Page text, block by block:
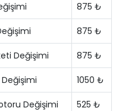
875 ₺
875 ₺
Değişimi 875 ₺
1050 ₺
Değişimi 525 ₺